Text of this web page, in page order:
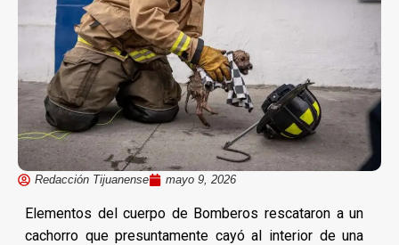
Redacción Tijuanense mayo 9, 2026
Elementos del cuerpo de Bomberos rescataron a un
cachorro que presuntamente cayó al interior de una